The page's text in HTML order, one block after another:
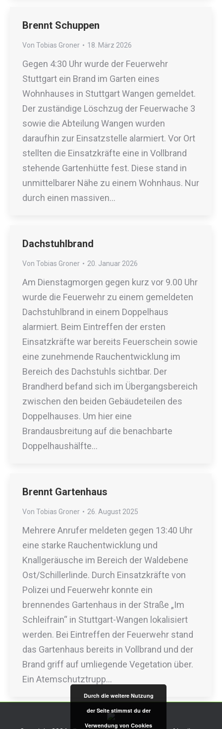
Brennt Schuppen
Von Tobias Groner 18. März 2026
Gegen 4:30 Uhr wurde der Feuerwehr
Stuttgart ein Brand im Garten eines
Wohnhauses in Stuttgart Wangen gemeldet.
Der zuständige Löschzug der Feuerwache 3
sowie die Abteilung Wangen wurden
daraufhin zur Einsatzstelle alarmiert. Vor Ort
stellten die Einsatzkräfte eine in Vollbrand
stehende Gartenhütte fest. Diese stand in
unmittelbarer Nähe zu einem Wohnhaus. Nur
durch einen massiven…
Dachstuhlbrand
Von Tobias Groner 20. Januar 2026
Am Dienstagmorgen gegen kurz vor 9.00 Uhr
wurde die Feuerwehr zu einem gemeldeten
Dachstuhlbrand in einem Doppelhaus
alarmiert. Beim Eintreffen der ersten
Einsatzkräfte war bereits Feuerschein sowie
eine zunehmende Rauchentwicklung im
Bereich des Dachstuhls sichtbar. Der
Brandherd befand sich im Übergangsbereich
zwischen den beiden Gebäudeteilen des
Doppelhauses. Um hier eine
Brandausbreitung auf die benachbarte
Doppelhaushälfte…
Brennt Gartenhaus
Von Tobias Groner 26. August 2025
Mehrere Anrufer meldeten gegen 13:40 Uhr
eine starke Rauchentwicklung und
Knallgeräusche im Bereich der Waldebene
Ost/Schillerlinde. Durch Einsatzkräfte von
Polizei und Feuerwehr konnte ein
brennendes Gartenhaus in der Straße „Im
Schleifrain“ in Stuttgart-Wangen lokalisiert
werden. Bei Eintreffen der Feuerwehr stand
das Gartenhaus bereits in Vollbrand und der
Brand griff auf umliegende Vegetation über.
Ein Atemschutztrupp…
Durch die weitere Nutzung
der Seite stimmst du der
Verwendung von Cookies